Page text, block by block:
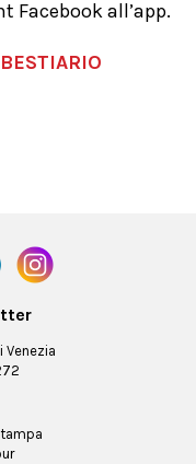
Facebook all’app.
Venezia